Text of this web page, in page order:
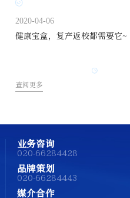
2020-04-06
健康宝盒，复产返校都需要它~
查阅更多
业务咨询
020-66284428
品牌策划
020-66284443
媒介合作